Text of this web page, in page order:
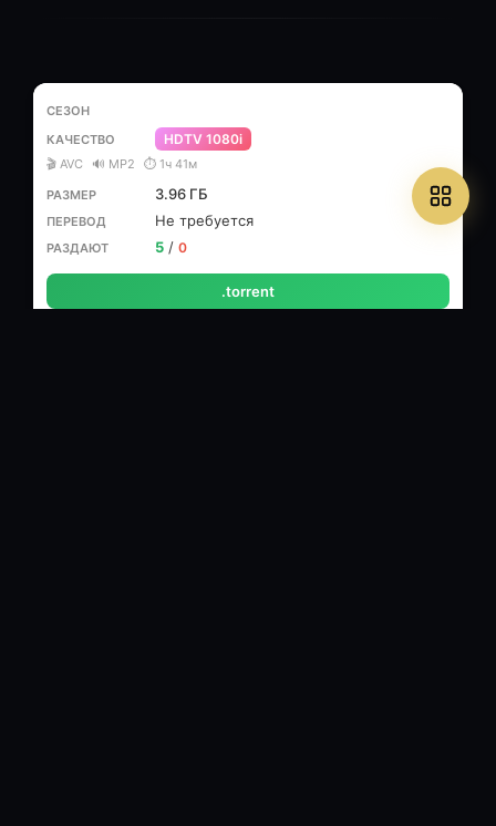
HDTV 1080i
🎬 AVC 🔊 MP2 ⏱ 1ч 41м
3.96 ГБ
Не требуется
5 / 0
.torrent